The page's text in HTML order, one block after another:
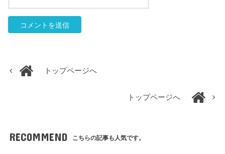
トップページへ
トップページへ
RECOMMEND こちらの記事も人気です。